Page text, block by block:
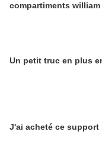
compartiments william
Un petit truc en plus
J'ai acheté ce support